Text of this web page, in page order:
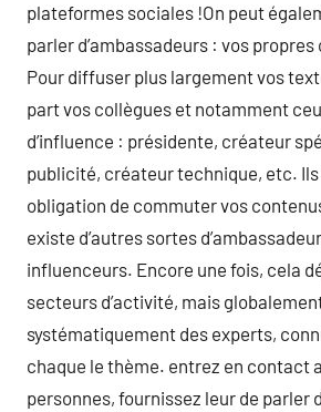
plateformes sociales !On peut
parler d’ambassadeurs : vos
Pour diffuser plus largement vos
part vos collègues et notamment
d’influence : présidente, créateur
publicité, créateur technique, etc.
obligation de commuter vos
existe d’autres sortes
influenceurs. Encore une fois, cela
secteurs d’activité, mais
systématiquement des experts,
chaque le thème. entrez en contact
personnes, fournissez leur de parler